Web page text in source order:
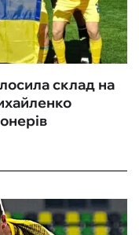
склад на